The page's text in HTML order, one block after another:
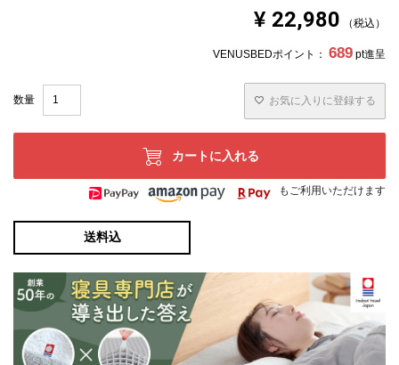
¥ 22,980 税込
VENUSBEDポイント： 689 pt進呈
お気に入りに登録する
カートに入れる
もご利用いただけます
送料込